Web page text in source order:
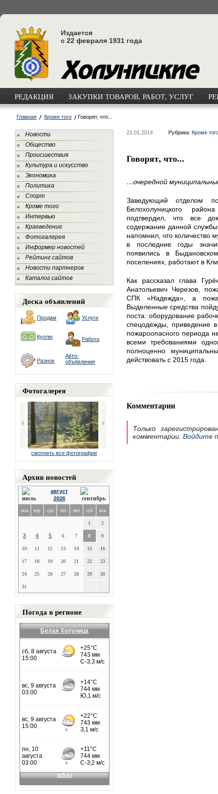
Издается
с 22 февраля 1931 года
РЕДАКЦИЯ ЗАКУПКИ ТОВАРОВ, РАБОТ, УСЛУГ
Главная Кроме того Говорят, что...
Новости
Общество
Происшествия
Культура и искусство
Экономика
Политика
Спорт
Кроме того
Интервью
Краеведение
Фотогалерея
Информер новостей
Рейтинг сайтов
Новости партнеров
Каталог сайтов
Доска объявлений
Продам Услуги
Куплю Работа
Разное
Авто-
объявления
Фотогалерея
смотреть все фотографии
Архив новостей
август
2026
пон втр срд чет пят суб вск
1 2
3 4 5 6 7 8 9
10 11 12 13 14 15 16
17 18 19 20 21 22 23
24 25 26 27 28 29 30
31
Погода в регионе
Белая Холуница
21.01.2014 Рубрика: Кроме
Говорят, что...
…очередной
Заведующий отделом
Белохолуницкого
подтвердил, что все
содержание данной
напомнил, что количество
в последние годы
появились в
поселениях, работают в
Как рассказал глава
Анатольевич Черезов,
СПК «Надежда», а
Выделенные средства
поста: оборудование
спецодежды, приведение
пожароопасного периода
всеми требованиями
полноценно
действовать с 2015 года.
Комментарии
Только
комментарии. Войдите